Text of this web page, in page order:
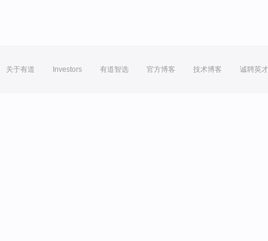
关于有道 Investors 有道智选 官方博客 技术博客 诚聘英才